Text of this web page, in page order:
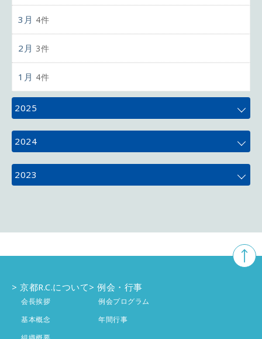
3月 4件
2月 3件
1月 4件
2025
12月
11月
8月 3件
7月 4件
2024
12月
10月 5件
9月 4件
8月 2件
7月 4件
2023
11月 5件
9月 4件
8月 4件
京都R.C.について
会長挨拶
基本概念
例会・行事
例会プログラム
年間行事